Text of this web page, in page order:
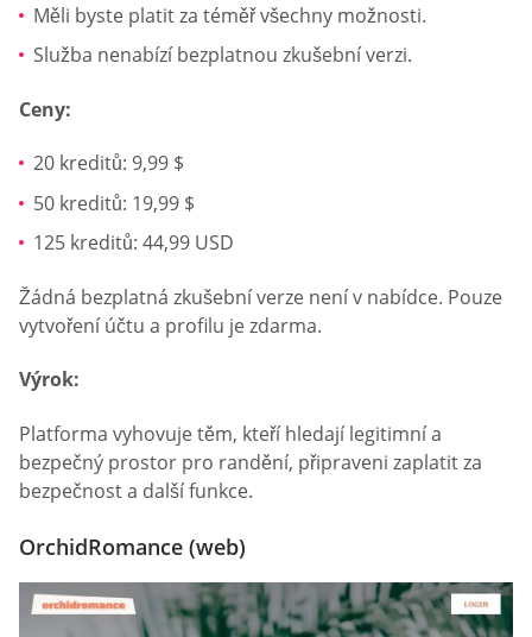
Měli byste platit za téměř všechny možnosti.
Služba nenabízí bezplatnou zkušební verzi.
Ceny:
20 kreditů: 9,99 $
50 kreditů: 19,99 $
125 kreditů: 44,99 USD
Žádná bezplatná zkušební verze není v nabídce. Pouze
vytvoření účtu a profilu je zdarma.
Výrok:
Platforma vyhovuje těm, kteří hledají legitimní a
bezpečný prostor pro randění, připraveni zaplatit za
bezpečnost a další funkce.
OrchidRomance (web)